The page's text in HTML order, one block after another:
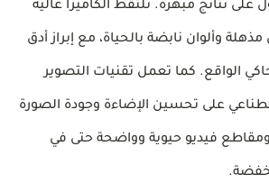
نتائج مبهرة. تلتقط الكاميرا عالية
وألوان نابضة بالحياة، مع إبراز أدق
الواقع. كما تعمل تقنيات التصوير
على تحسين الإضاءة وجودة الصورة
ومقاطع فيديو حيوية وواضحة حتى في